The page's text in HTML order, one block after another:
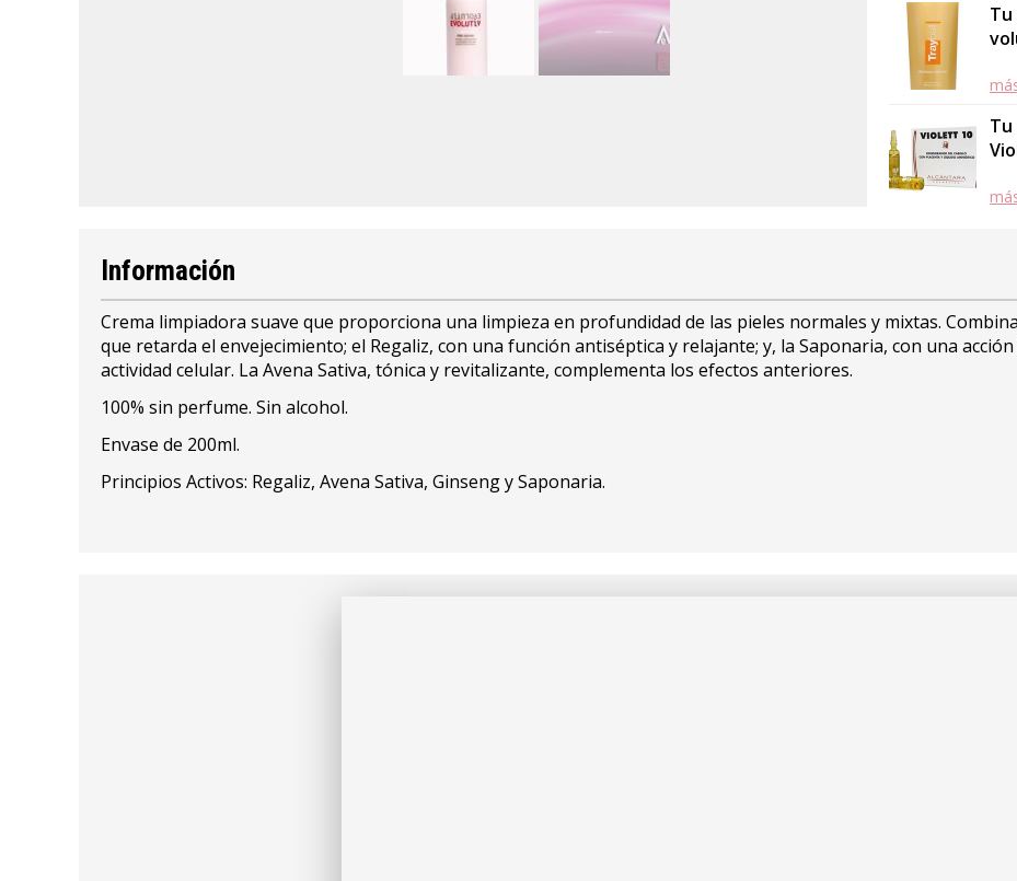
Tu
Información
Crema limpiadora suave que proporciona una limpieza en profundidad de las pieles normales y mixtas.
que retarda el envejecimiento; el Regaliz, con una función antiséptica y relajante; y, la Saponaria, con una
actividad celular. La Avena Sativa, tónica y revitalizante, complementa los efectos anteriores.
100% sin perfume. Sin alcohol.
Envase de 200ml.
Principios Activos: Regaliz, Avena Sativa, Ginseng y Saponaria.